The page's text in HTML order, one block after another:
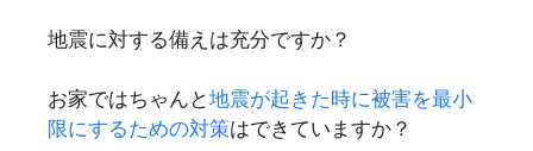
地震に対する備えは充分ですか？
お家ではちゃんと地震が起きた時に被害を最小
限にするための対策はできていますか？